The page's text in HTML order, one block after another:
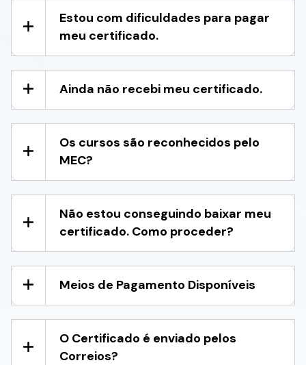
Estou com dificuldades para pagar
meu certificado.
Ainda não recebi meu certificado.
Os cursos são reconhecidos pelo
MEC?
Não estou conseguindo baixar meu
certificado. Como proceder?
Meios de Pagamento Disponíveis
O Certificado é enviado pelos
Correios?